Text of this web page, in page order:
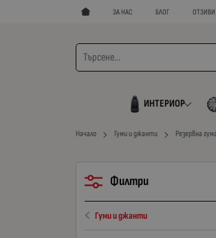
ЗА НАС БЛОГ ОТЗИВИ
ИНТЕРИОР
Начало Гуми и джанти Резервна
Филтри
Гуми и джанти